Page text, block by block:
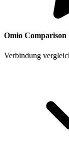
Omio Comparison
Verbindung